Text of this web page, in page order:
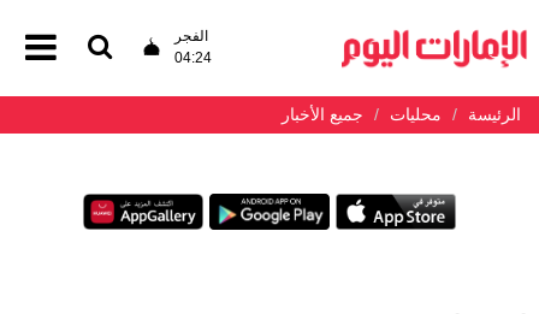
الفجر
04:24
الرئيسة محليات جميع الأخبار